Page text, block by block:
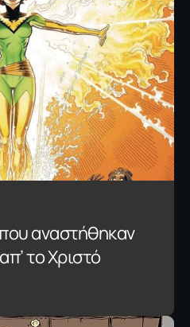
αναστήθηκαν
το Χριστό